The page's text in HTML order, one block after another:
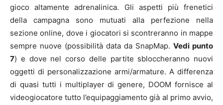
gioco altamente adrenalinica. Gli aspetti più frenetici
della campagna sono mutuati alla perfezione nella
sezione online, dove i giocatori si scontreranno in mappe
sempre nuove (possibilità data da SnapMap. Vedi punto
7) e dove nel corso delle partite sbloccheranno nuovi
oggetti di personalizzazione armi/armature. A differenza
di quasi tutti i multiplayer di genere, DOOM fornisce al
videogiocatore tutto l’equipaggiamento già al primo avvio,